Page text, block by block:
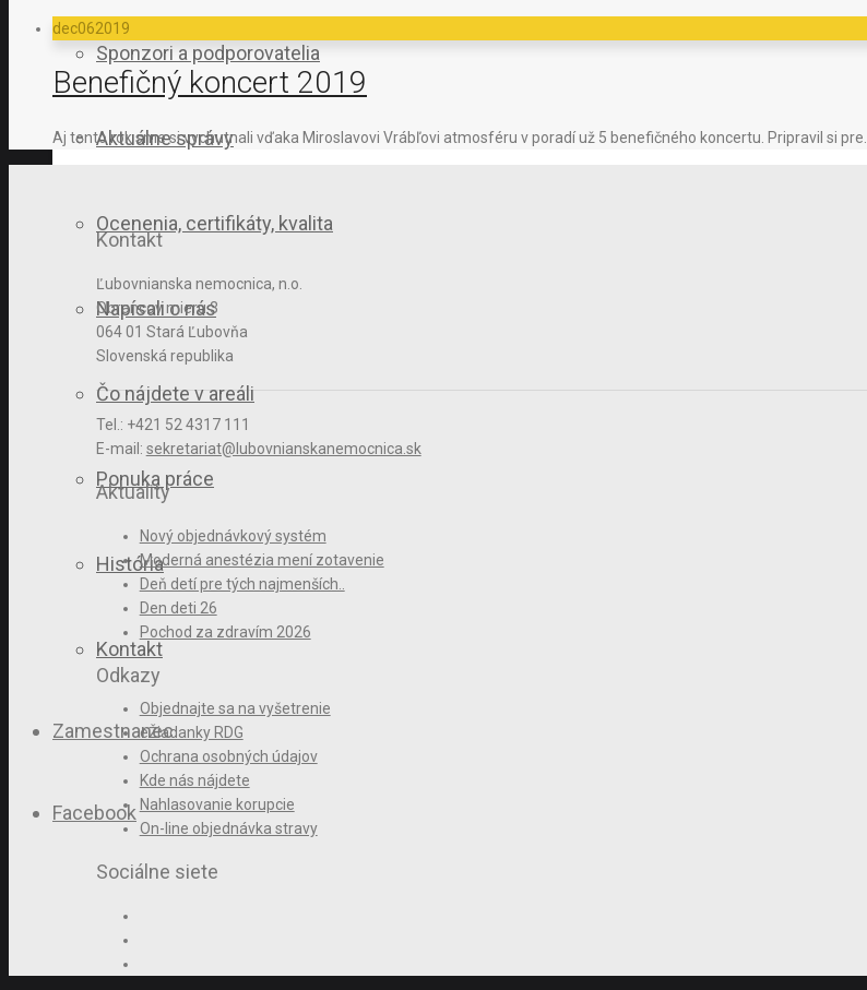
Sponzori a podporovatelia
Aktuálne správy
Ocenenia, certifikáty, kvalita
Napísali o nás
Čo nájdete v areáli
Ponuka práce
História
Kontakt
Zamestnanec
Facebook
dec062019
Benefičný koncert 2019
Aj tento rok sme si vychutnali vďaka Miroslavovi Vrábľovi atmosféru v poradí už 5 benefičného koncertu. Pripravil si pre…
Kontakt
Ľubovnianska nemocnica, n.o.
Obrancov mieru 3
064 01 Stará Ľubovňa
Slovenská republika
Tel.: +421 52 4317 111
E-mail: sekretariat@lubovnianskanemocnica.sk
Aktuality
Nový objednávkový systém
Moderná anestézia mení zotavenie
Deň detí pre tých najmenších..
Den deti 26
Pochod za zdravím 2026
Odkazy
Objednajte sa na vyšetrenie
eŽiadanky RDG
Ochrana osobných údajov
Kde nás nájdete
Nahlasovanie korupcie
On-line objednávka stravy
Sociálne siete